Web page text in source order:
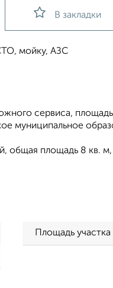
В закладки
мойку, АЗС
сервиса,
муниципальное
общая площадь 8 кв. м,
Площадь участка